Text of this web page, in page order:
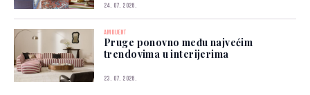
24. 07. 2026.
AMBIJENT
Pruge ponovno među najvećim
trendovima u interijerima
23. 07. 2026.